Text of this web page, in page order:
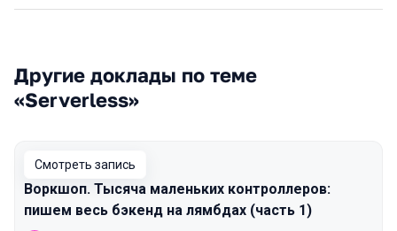
Другие доклады по теме
«Serverless»
Смотреть запись
Воркшоп. Тысяча маленьких контроллеров:
пишем весь бэкенд на лямбдах (часть 1)